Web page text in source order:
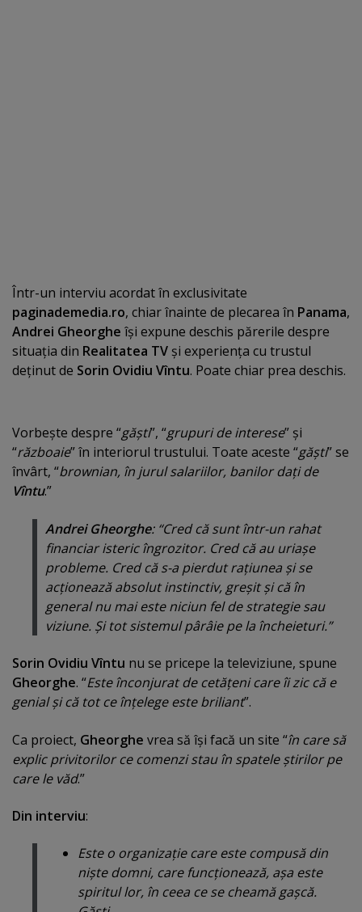
Într-un interviu acordat în exclusivitate
paginademedia.ro, chiar înainte de plecarea în Panama,
Andrei Gheorghe îşi expune deschis părerile despre
situaţia din Realitatea TV şi experienţa cu trustul
deţinut de Sorin Ovidiu Vîntu. Poate chiar prea deschis.
Vorbeşte despre “găşti”, “grupuri de interese” şi
“războaie” în interiorul trustului. Toate aceste “găşti” se
învârt, “brownian, în jurul salariilor, banilor daţi de
Vîntu.”
Andrei Gheorghe: “Cred că sunt într-un rahat
financiar isteric îngrozitor. Cred că au uriaşe
probleme. Cred că s-a pierdut raţiunea şi se
acţionează absolut instinctiv, greşit şi că în
general nu mai este niciun fel de strategie sau
viziune. Şi tot sistemul pârâie pe la încheieturi.”
Sorin Ovidiu Vîntu nu se pricepe la televiziune, spune
Gheorghe. “Este înconjurat de cetăţeni care îi zic că e
genial şi că tot ce înţelege este briliant”.
Ca proiect, Gheorghe vrea să îşi facă un site “în care să
explic privitorilor ce comenzi stau în spatele ştirilor pe
care le văd.”
Din interviu:
Este o organizaţie care este compusă din
nişte domni, care funcţionează, aşa este
spiritul lor, în ceea ce se cheamă gaşcă.